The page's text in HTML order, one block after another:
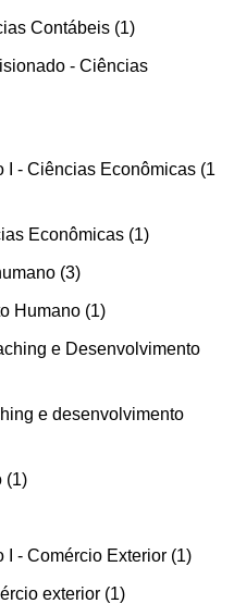
Contábeis 1
- Ciências
I - Ciências Econômicas 1
Econômicas 1
3
Humano 1
e Desenvolvimento
e desenvolvimento
1
I - Comércio Exterior 1
exterior 1